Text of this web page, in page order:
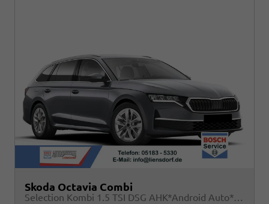
Skoda Octavia Combi
Selection Kombi 1.5 TSI DSG AHK*Android Auto*ACC*SHZ*E-Heck*Keyless*Kamera*2Z Klimaauto